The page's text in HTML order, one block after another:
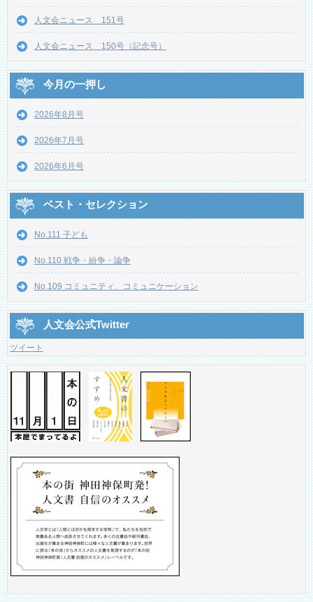
人文会ニュース 151号
人文会ニュース 150号（記念号）
今月の一押し
2026年8月号
2026年7月号
2026年6月号
ベスト・セレクション
No.111 子ども
No.110 戦争・紛争・論争
No.109 コミュニティ、コミュニケーション
人文会公式Twitter
ツイート